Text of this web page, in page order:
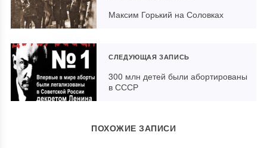
Максим Горький на Соловках
СЛЕДУЮЩАЯ ЗАПИСЬ
300 млн детей были абортированы
в СССР
ПОХОЖИЕ ЗАПИСИ